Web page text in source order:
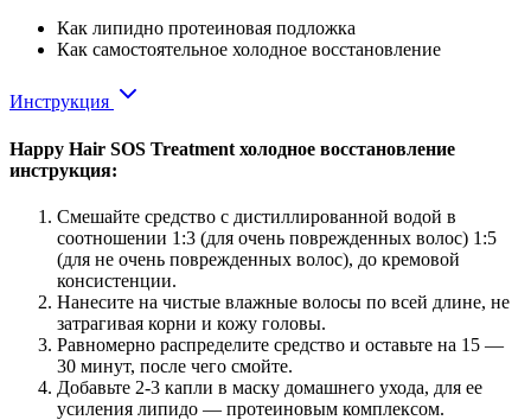
Как липидно протеиновая подложка
Как самостоятельное холодное восстановление
Инструкция
Happy Hair SOS Treatment холодное восстановление
инструкция:
Смешайте средство с дистиллированной водой в
соотношении 1:3 (для очень поврежденных волос) 1:5
(для не очень поврежденных волос), до кремовой
консистенции.
Нанесите на чистые влажные волосы по всей длине, не
затрагивая корни и кожу головы.
Равномерно распределите средство и оставьте на 15 —
30 минут, после чего смойте.
Добавьте 2-3 капли в маску домашнего ухода, для ее
усиления липидо — протеиновым комплексом.